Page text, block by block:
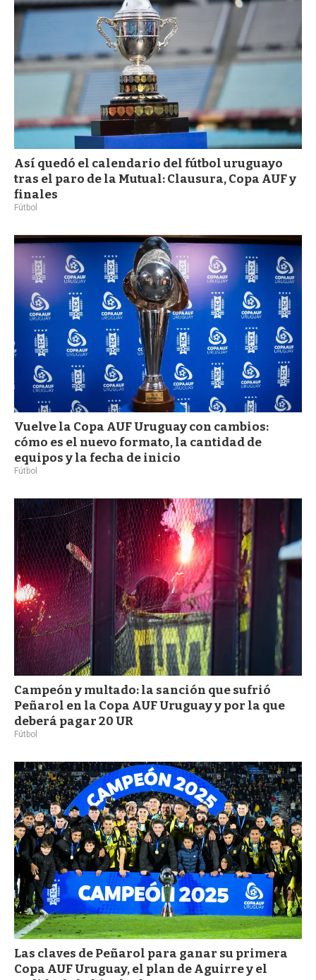
Así quedó el calendario del fútbol uruguayo
tras el paro de la Mutual: Clausura, Copa AUF y
finales
Fútbol
Vuelve la Copa AUF Uruguay con cambios:
cómo es el nuevo formato, la cantidad de
equipos y la fecha de inicio
Fútbol
Campeón y multado: la sanción que sufrió
Peñarol en la Copa AUF Uruguay y por la que
deberá pagar 20 UR
Fútbol
Las claves de Peñarol para ganar su primera
Copa AUF Uruguay, el plan de Aguirre y el